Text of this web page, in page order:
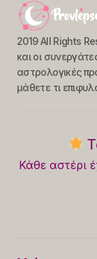
2019 All Rights
και οι
αστρολογικές
μάθετε τι
Κάθε αστέρι